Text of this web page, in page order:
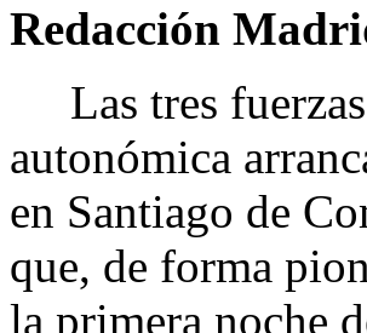
Redacción
Las tres fuerzas
autonómica
en Santiago de
que, de forma
la primera noche